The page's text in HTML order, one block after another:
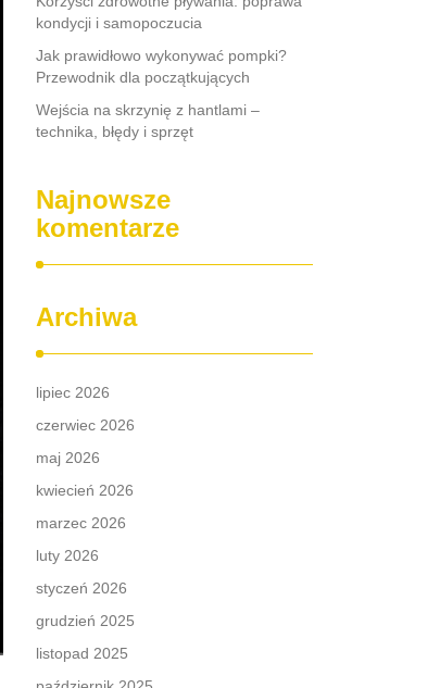
kondycji i samopoczucia
Jak prawidłowo wykonywać pompki?
Przewodnik dla początkujących
Wejścia na skrzynię z hantlami –
technika, błędy i sprzęt
Najnowsze
komentarze
Archiwa
lipiec 2026
czerwiec 2026
maj 2026
kwiecień 2026
marzec 2026
luty 2026
styczeń 2026
grudzień 2025
listopad 2025